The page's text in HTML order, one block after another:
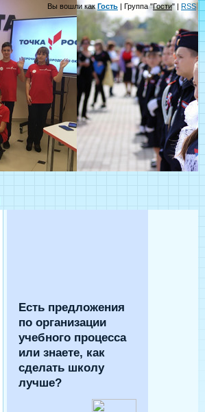
Вы вошли какГость | Группа "Гости" | RSS
Есть предложения
по организации
учебного процесса
или знаете, как
сделать школу
лучше?